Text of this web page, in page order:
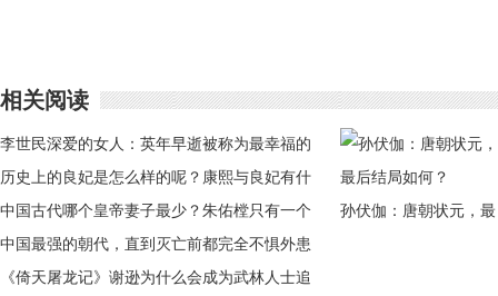
相关阅读
李世民深爱的女人：英年早逝被称为最幸福的
皇后 ！
历史上的良妃是怎么样的呢？康熙与良妃有什
么样的感情关系
中国古代哪个皇帝妻子最少？朱佑樘只有一个
妻子
中国最强的朝代，直到灭亡前都完全不惧外患
《倚天屠龙记》谢逊为什么会成为武林人士追
孙伏伽：唐朝状元，最